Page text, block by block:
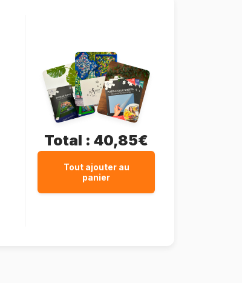
Total : 40,85€
Tout ajouter au
panier